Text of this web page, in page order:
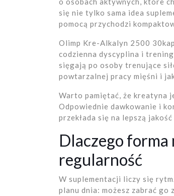
się nie tylko sama idea
pomocą przychodzi
Olimp Kre-Alkalyn 2500
codzienna dyscyplina i
sięgają po osoby trenujące
powtarzalnej pracy mięśni i
Warto pamiętać, że kreatyna
Odpowiednie dawkowanie i
przekłada się na lepszą
Dlaczego forma
regularność
W suplementacji liczy się
planu dnia: możesz zabrać go